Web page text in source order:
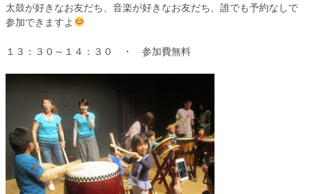
太鼓が好きなお友だち、音楽が好きなお友だち、誰でも予約なしで
参加できますよ
１３：３０～１４：３０ ・ 参加費無料